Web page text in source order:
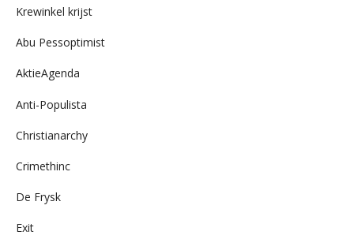
Krewinkel krijst
Abu Pessoptimist
AktieAgenda
Anti-Populista
Christianarchy
Crimethinc
De Frysk
Exit